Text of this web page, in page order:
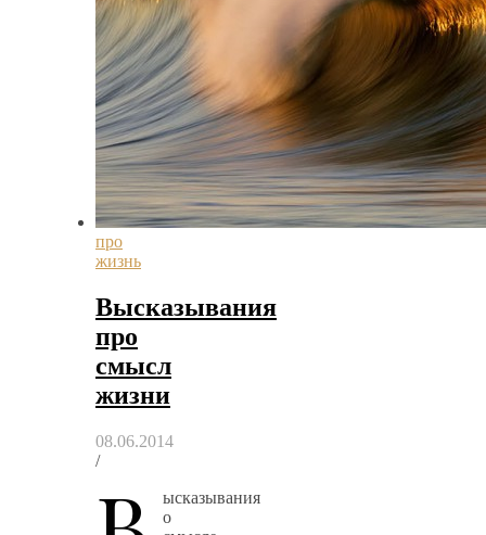
про
жизнь
Высказывания
про
смысл
жизни
08.06.2014
/
ысказывания
о